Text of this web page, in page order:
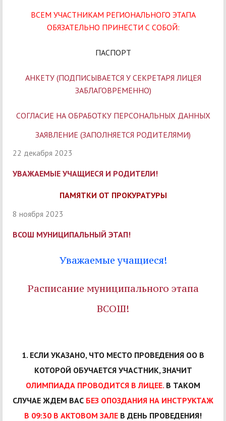
ВСЕМ УЧАСТНИКАМ РЕГИОНАЛЬНОГО ЭТАПА
ОБЯЗАТЕЛЬНО ПРИНЕСТИ С СОБОЙ:
ПАСПОРТ
АНКЕТУ (ПОДПИСЫВАЕТСЯ У СЕКРЕТАРЯ ЛИЦЕЯ
ЗАБЛАГОВРЕМЕННО)
СОГЛАСИЕ НА ОБРАБОТКУ ПЕРСОНАЛЬНЫХ ДАННЫХ
ЗАЯВЛЕНИЕ (ЗАПОЛНЯЕТСЯ РОДИТЕЛЯМИ)
22 декабря 2023
УВАЖАЕМЫЕ УЧАЩИЕСЯ И РОДИТЕЛИ!
ПАМЯТКИ ОТ ПРОКУРАТУРЫ
8 ноября 2023
ВСОШ МУНИЦИПАЛЬНЫЙ ЭТАП!
Уважаемые учащиеся!
Расписание муниципального этапа
ВСОШ!
1. ЕСЛИ УКАЗАНО, ЧТО МЕСТО ПРОВЕДЕНИЯ ОО В
КОТОРОЙ ОБУЧАЕТСЯ УЧАСТНИК, ЗНАЧИТ
ОЛИМПИАДА ПРОВОДИТСЯ В ЛИЦЕЕ. В ТАКОМ
СЛУЧАЕ ЖДЕМ ВАС БЕЗ ОПОЗДАНИЯ НА ИНСТРУКТАЖ
В 09:30 В АКТОВОМ ЗАЛЕ В ДЕНЬ ПРОВЕДЕНИЯ!